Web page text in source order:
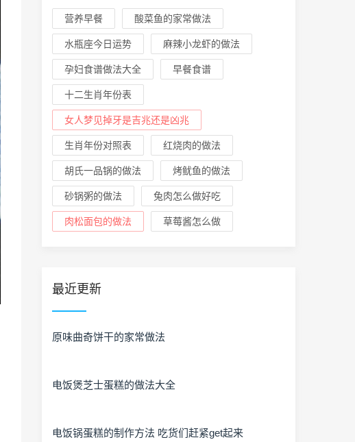
营养早餐 酸菜鱼的家常做法
水瓶座今日运势 麻辣小龙虾的做法
孕妇食谱做法大全 早餐食谱
十二生肖年份表
女人梦见掉牙是吉兆还是凶兆
生肖年份对照表 红烧肉的做法
胡氏一品锅的做法 烤鱿鱼的做法
砂锅粥的做法 兔肉怎么做好吃
肉松面包的做法 草莓酱怎么做
最近更新
原味曲奇饼干的家常做法
电饭煲芝士蛋糕的做法大全
电饭锅蛋糕的制作方法 吃货们赶紧get起来